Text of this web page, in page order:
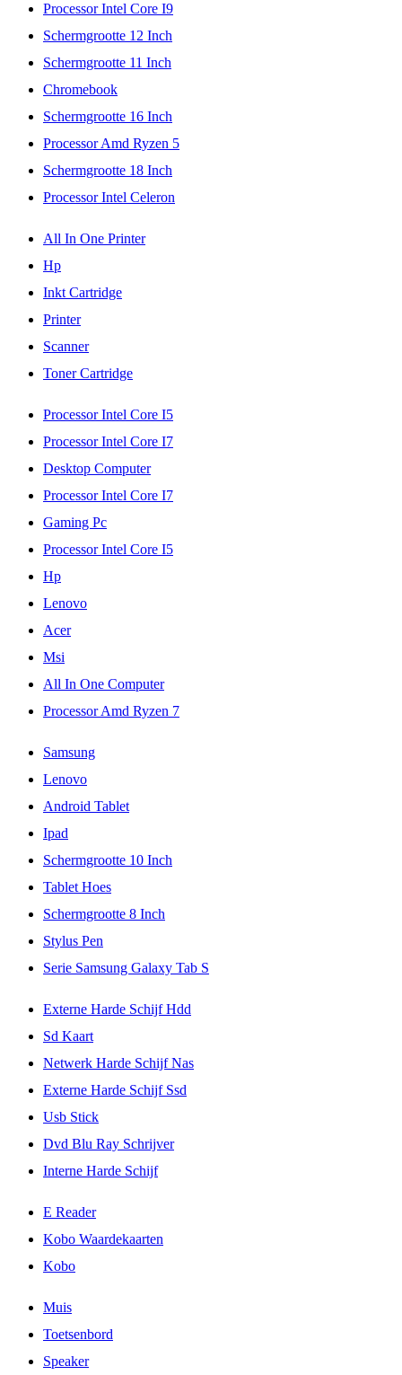
Processor Intel Core I9
Schermgrootte 12 Inch
Schermgrootte 11 Inch
Chromebook
Schermgrootte 16 Inch
Processor Amd Ryzen 5
Schermgrootte 18 Inch
Processor Intel Celeron
All In One Printer
Hp
Inkt Cartridge
Printer
Scanner
Toner Cartridge
Processor Intel Core I5
Processor Intel Core I7
Desktop Computer
Processor Intel Core I7
Gaming Pc
Processor Intel Core I5
Hp
Lenovo
Acer
Msi
All In One Computer
Processor Amd Ryzen 7
Samsung
Lenovo
Android Tablet
Ipad
Schermgrootte 10 Inch
Tablet Hoes
Schermgrootte 8 Inch
Stylus Pen
Serie Samsung Galaxy Tab S
Externe Harde Schijf Hdd
Sd Kaart
Netwerk Harde Schijf Nas
Externe Harde Schijf Ssd
Usb Stick
Dvd Blu Ray Schrijver
Interne Harde Schijf
E Reader
Kobo Waardekaarten
Kobo
Muis
Toetsenbord
Speaker